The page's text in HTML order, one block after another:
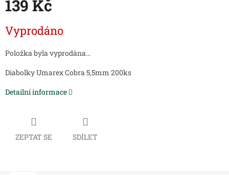
139 Kč
cena:
Vyprodáno
Položka byla vyprodána…
Diabolky Umarex Cobra 5,5mm 200ks
Detailní informace
ZEPTAT SE SDÍLET